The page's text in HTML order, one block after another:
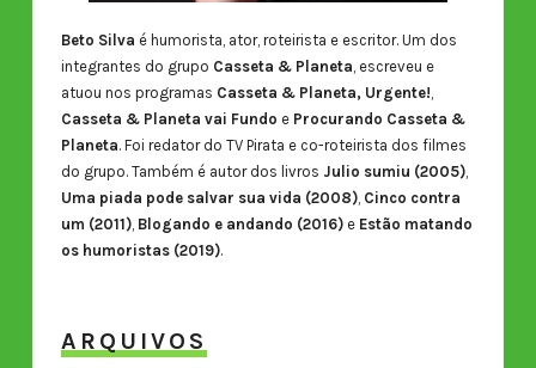
Beto Silva é humorista, ator, roteirista e escritor. Um dos
integrantes do grupo Casseta & Planeta , escreveu e
atuou nos programas Casseta & Planeta, Urgente!
Casseta & Planeta vai Fundo e Procurando Casseta &
Planeta. Foi redator do TV Pirata e co-roteirista dos filmes
do grupo. Também é autor dos livros Julio sumiu (2005),
Uma piada pode salvar sua vida (2008), Cinco contra
um (2011), Blogando e andando (2016)e Estão matando
os humoristas (2019).
ARQUIVOS